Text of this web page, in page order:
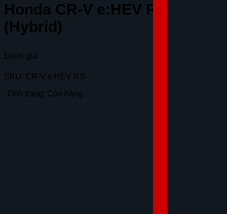
Honda CR-V e:HEV RS
(Hybrid)
Đánh giá:
SKU: CR-V e:HEV RS
Tình trạng: Còn hàng